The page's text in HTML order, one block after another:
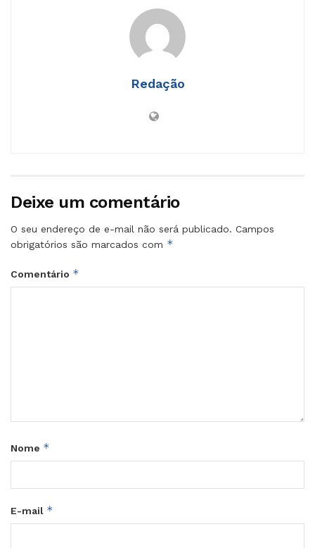
Redação
Deixe um comentário
O seu endereço de e-mail não será publicado. Campos
obrigatórios são marcados com *
Comentário *
Nome *
E-mail *